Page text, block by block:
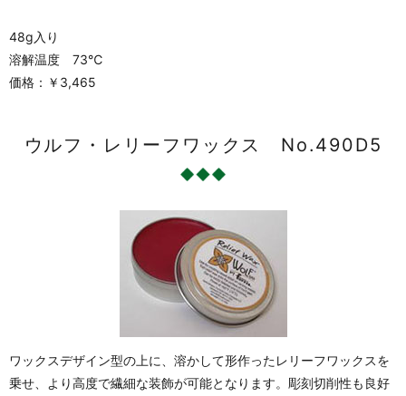
48g入り
溶解温度 73℃
価格：￥3,465
ウルフ・レリーフワックス No.490D5
ワックスデザイン型の上に、溶かして形作ったレリーフワックスを
乗せ、より高度で繊細な装飾が可能となります。彫刻切削性も良好